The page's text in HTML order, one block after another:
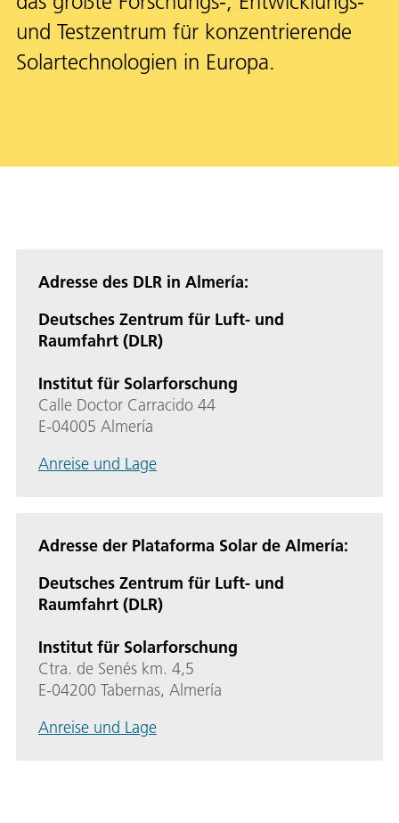
und Testzentrum für konzentrierende
Solartechnologien in Europa.
Adresse des DLR in Almería:
Deutsches Zentrum für Luft- und
Raumfahrt (DLR)
Institut für Solarforschung
Calle Doctor Carracido 44
E-04005 Almería
Anreise und Lage
Adresse der Plataforma Solar de Almería:
Deutsches Zentrum für Luft- und
Raumfahrt (DLR)
Institut für Solarforschung
Ctra. de Senés km. 4,5
E-04200 Tabernas, Almería
Anreise und Lage